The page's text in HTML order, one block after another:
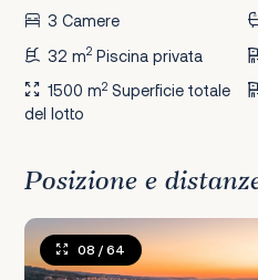
3 Camere
32 m2 Piscina privata
1500 m2 Superficie totale
del lotto
Posizione e
08 / 64